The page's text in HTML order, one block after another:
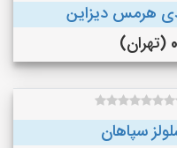
هرمس دیزاین
سپاهان